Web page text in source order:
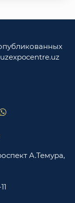
Мажлиса
А.Темура,